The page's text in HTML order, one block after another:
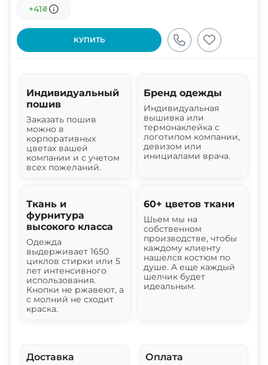
+41₴
КУПИТЬ
Индивидуальный
пошив
Заказать пошив
можно в
корпоративных
цветах вашей
компании и с учетом
всех пожеланий.
Бренд одежды
Индивидуальная
вышивка или
термонаклейка с
логотипом компании,
девизом или
инициалами врача.
Ткань и
фурнитура
высокого класса
Одежда
выдерживает 1650
циклов стирки или 5
лет интенсивного
использования.
Кнопки не ржавеют, а
с молний не сходит
краска.
60+ цветов ткани
Шьем мы на
собственном
производстве, чтобы
каждому клиенту
нашелся костюм по
душе. А еще каждый
шелчик будет
идеальным.
Доставка Оплата